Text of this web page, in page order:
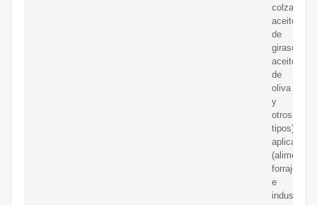
colza,
aceite
de
girasol,
aceite
de
oliva
y
otros
tipos),
aplicación
forrajera
e
industrial)